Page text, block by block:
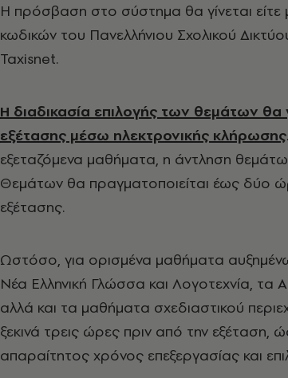
Η πρόσβαση στο σύστημα θα γίνεται
κωδικών του Πανελλήνιου Σχολικού
Taxisnet.
Η διαδικασία επιλογής των θεμάτων θα
εξέτασης μέσω ηλεκτρονικής κλήρωσης
εξεταζόμενα μαθήματα, η άντληση
Θεμάτων θα πραγματοποιείται έως δύο
εξέτασης.
Ωστόσο, για ορισμένα μαθήματα
Νέα Ελληνική Γλώσσα και Λογοτεχνία, τα
αλλά και τα μαθήματα σχεδιαστικού
ξεκινά τρεις ώρες πριν από την εξέταση,
απαραίτητος χρόνος επεξεργασίας και